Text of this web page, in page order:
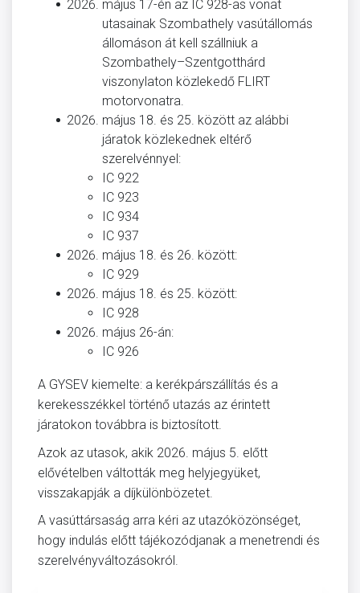
május 17-én az IC 928-as vonat
utasainak Szombathely vasútállomás
állomáson át kell szállniuk a
Szombathely–Szentgotthárd
viszonylaton közlekedő FLIRT
motorvonatra.
május 18. és 25. között az alábbi
járatok közlekednek eltérő
szerelvénnyel:
IC 922
IC 923
IC 934
IC 937
május 18. és 26. között:
IC 929
május 18. és 25. között:
IC 928
május 26-án:
IC 926
A GYSEV kiemelte: a kerékpárszállítás és a
kerekesszékkel történő utazás az érintett
járatokon továbbra is biztosított.
Azok az utasok, akik 2026. május 5. előtt
elővételben váltották meg helyjegyüket,
visszakapják a díjkülönbözetet.
A vasúttársaság arra kéri az utazóközönséget,
hogy indulás előtt tájékozódjanak a menetrendi és
szerelvényváltozásokról.